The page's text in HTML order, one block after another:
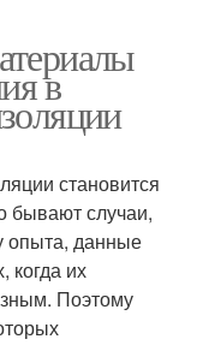
в
становится
бывают случаи,
опыта, данные
когда их
Поэтому